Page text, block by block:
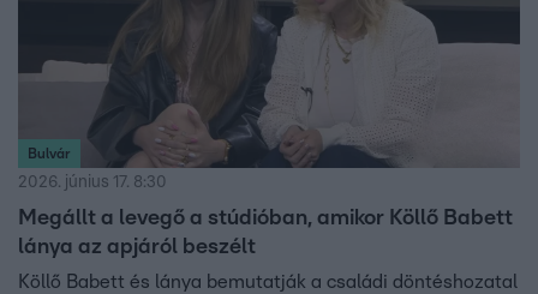
Bulvár
2026. június 17. 8:30
Megállt a levegő a stúdióban, amikor Köllő Babett
lánya az apjáról beszélt
Köllő Babett és lánya bemutatják a családi döntéshozatal